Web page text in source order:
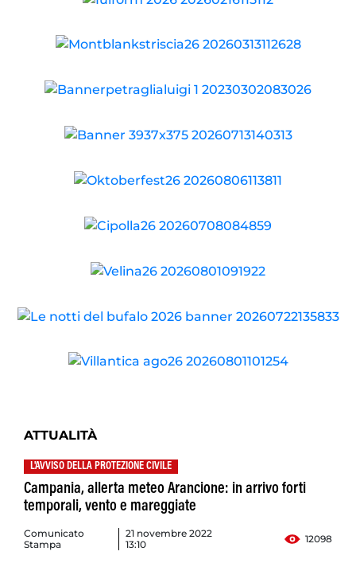
ATTUALITÀ
L'AVVISO DELLA PROTEZIONE CIVILE
Campania, allerta meteo Arancione: in arrivo forti
temporali, vento e mareggiate
Comunicato
Stampa
21 novembre 2022
13:10
12098